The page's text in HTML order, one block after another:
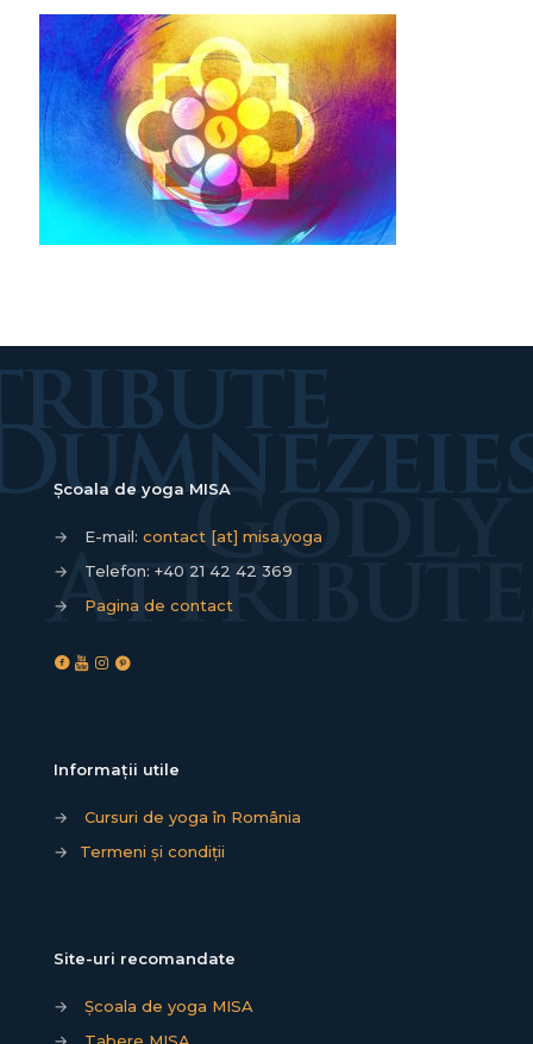
Școala de yoga MISA
→ E-mail: contact [at] misa.yoga
→
Telefon: +40 21 42 42 369
→
Pagina de contact
Informații utile
→
Cursuri de yoga în România
→
Termeni și condiții
Site-uri recomandate
→
Școala de yoga MISA